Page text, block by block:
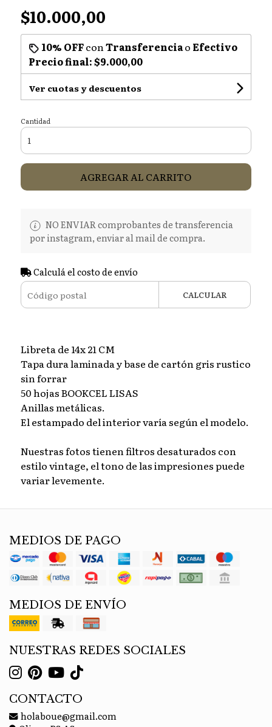
$10.000,00
10% OFFcon Transferenciao Efectivo
Precio final:$9.000,00
Ver cuotas y descuentos
Cantidad
AGREGAR AL CARRITO
NO ENVIAR comprobantes de transferencia
por instagram, enviar al mail de compra.
Calculá el costo de envío
CALCULAR
Libreta de 14x 21 CM
Tapa dura laminada y base de cartón gris rustico
sin forrar
50 hojas BOOKCEL LISAS
Anillas metálicas.
El estampado del interior varía según el modelo.
Nuestras fotos tienen filtros desaturados con
estilo vintage, el tono de las impresiones puede
variar levemente.
MEDIOS DE PAGO
MEDIOS DE ENVÍO
NUESTRAS REDES SOCIALES
CONTACTO
holaboue@gmail.com